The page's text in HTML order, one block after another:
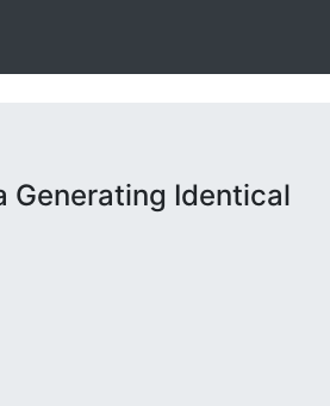
Generating Identical